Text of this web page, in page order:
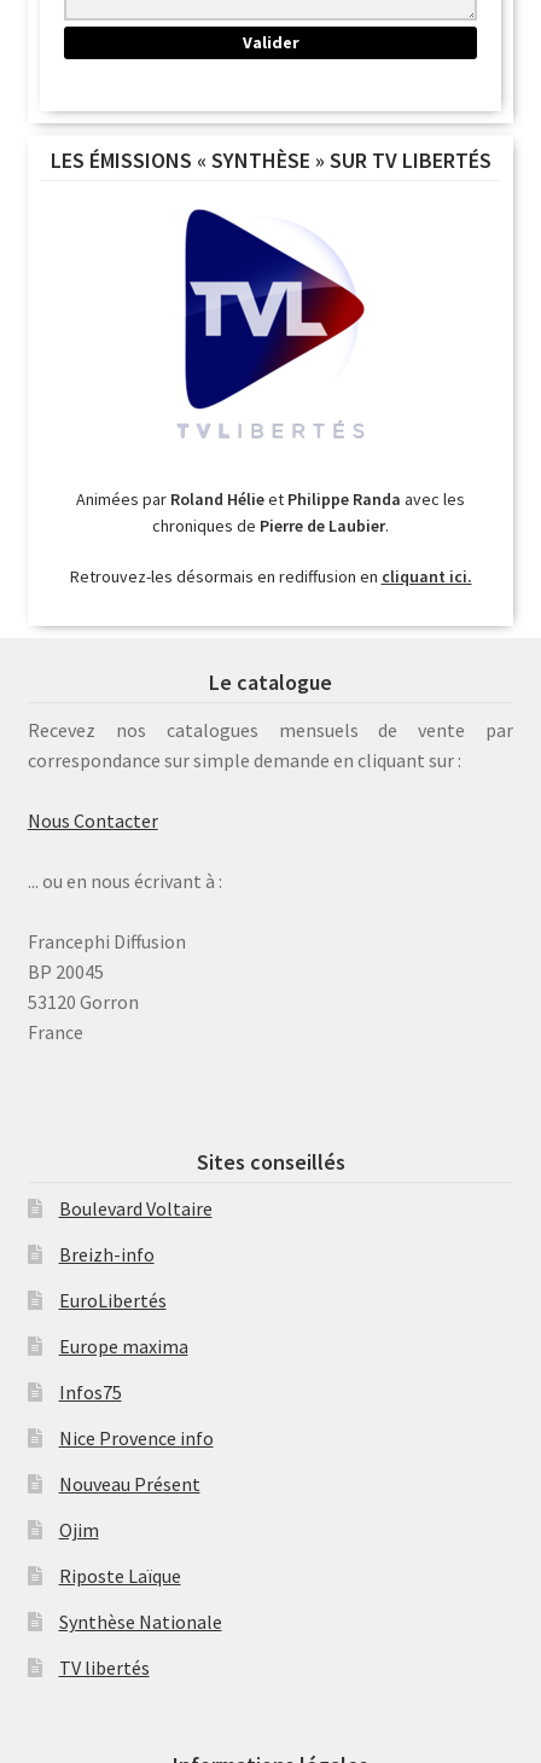
LES ÉMISSIONS « SYNTHÈSE » SUR TV LIBERTÉS
Animées par Roland Hélieet Philippe Randa avec les
chroniques de Pierre de Laubier.
Retrouvez-les désormais en rediffusion en cliquant ici.
Le catalogue
Recevez nos catalogues mensuels de vente par
correspondance sur simple demande en cliquant sur :
Nous Contacter
... ou en nous écrivant à :
Francephi Diffusion
BP 20045
53120 Gorron
France
Sites conseillés
Boulevard Voltaire
Breizh-info
EuroLibertés
Europe maxima
Infos75
Nice Provence info
Nouveau Présent
Ojim
Riposte Laïque
Synthèse Nationale
TV libertés